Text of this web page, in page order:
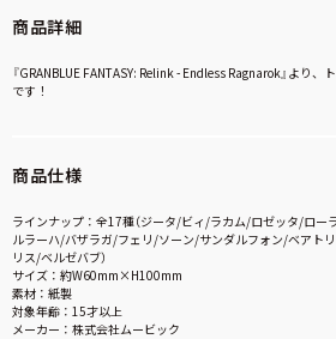
商品詳細
『GRANBLUE FANTASY: Relink - Endless Ragnarok』より
です！
商品仕様
ラインナップ：全17種（ジータ/ビィ/ラカム/ロゼッタ/ロ
ルラーハ/バザラガ/フェリ/ソーン/サンダルフォン/ベアト
リス/ベルゼバブ）
サイズ：約W60mm×H100mm
素材：紙製
対象年齢：15才以上
メーカー：株式会社ムービック